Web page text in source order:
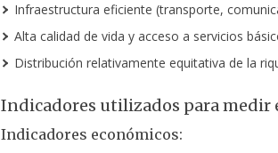
Infraestructura eficiente (transporte,
Alta calidad de vida y acceso a servicios
Distribución relativamente equitativa de la
Indicadores utilizados para medir
Indicadores económicos: